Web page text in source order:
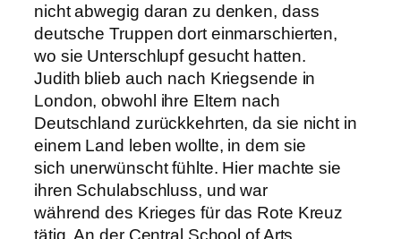
nicht abwegig daran zu denken, dass
deutsche Truppen dort einmarschierten,
wo sie Unterschlupf gesucht hatten.
Judith blieb auch nach Kriegsende in
London, obwohl ihre Eltern nach
Deutschland zurückkehrten, da sie nicht in
einem Land leben wollte, in dem sie
sich unerwünscht fühlte. Hier machte sie
ihren Schulabschluss, und war
während des Krieges für das Rote Kreuz
tätig. An der Central School of Arts